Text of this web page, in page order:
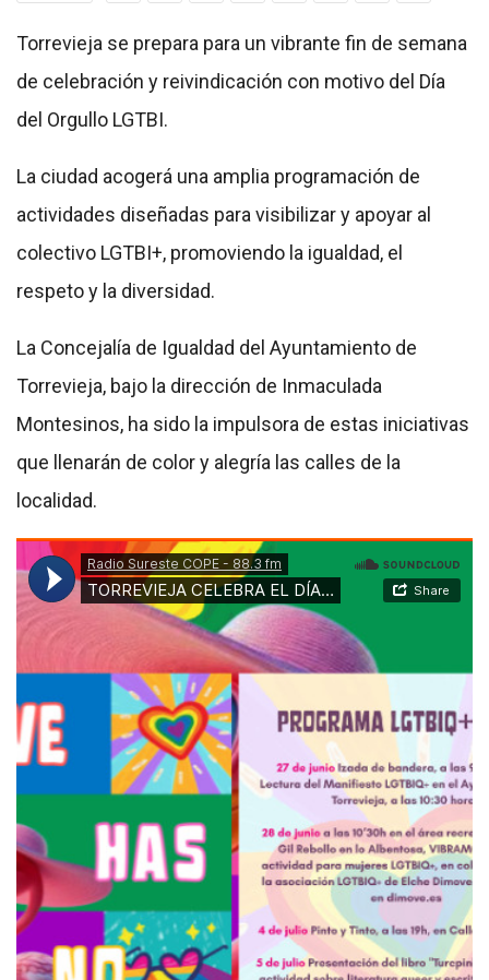
Torrevieja se prepara para un vibrante fin de semana
de celebración y reivindicación con motivo del Día
del Orgullo LGTBI.
La ciudad acogerá una amplia programación de
actividades diseñadas para visibilizar y apoyar al
colectivo LGTBI+, promoviendo la igualdad, el
respeto y la diversidad.
La Concejalía de Igualdad del Ayuntamiento de
Torrevieja, bajo la dirección de Inmaculada
Montesinos, ha sido la impulsora de estas iniciativas
que llenarán de color y alegría las calles de la
localidad.